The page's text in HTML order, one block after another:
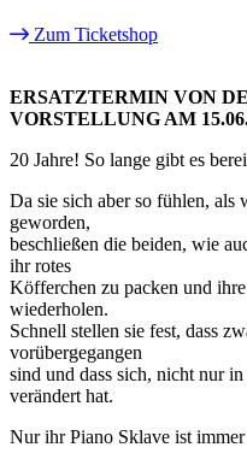
Zum Ticketshop
ERSATZTERMIN VON
VORSTELLUNG AM
20 Jahre! So lange gibt es
Da sie sich aber so fühlen, als
geworden,
beschließen die beiden, wie
ihr rotes
Köfferchen zu packen und
wiederholen.
Schnell stellen sie fest, dass
vorübergegangen
sind und dass sich, nicht nur
verändert hat.
Nur ihr Piano Sklave ist